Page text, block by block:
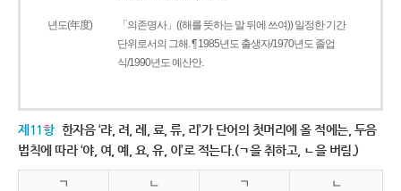
년도(年度)
「의존명사」((해를 뜻하는 말 뒤에 쓰여)) 일정한 기간
단위로서의 그해. ¶ 1985년도 출생자/1970년도 졸업
식/1990년도 예산안.
제11항 한자음 ‘랴, 려, 례, 료, 류, 리’가 단어의 첫머리에 올 적에는, 두음
법칙에 따라 ‘야, 여, 예, 요, 유, 이’로 적는다.(ㄱ을 취하고, ㄴ을 버림.)
ㄱ ㄴ ㄱ ㄴ